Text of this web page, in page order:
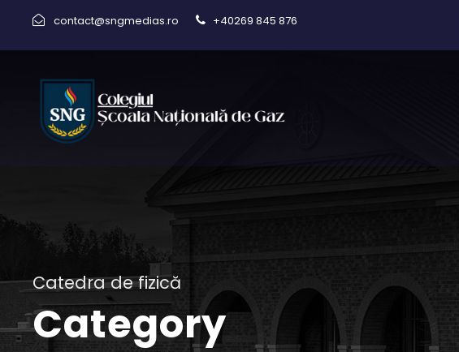
contact@sngmedias.ro +40269 845 876
Catedra de fizică
Category